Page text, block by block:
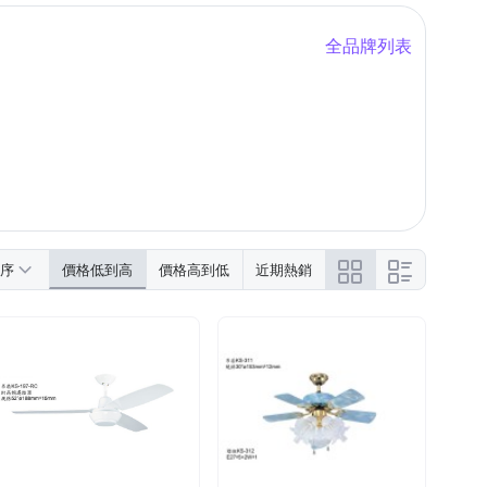
全品牌列表
價格低到高 價格高到低 近期熱銷